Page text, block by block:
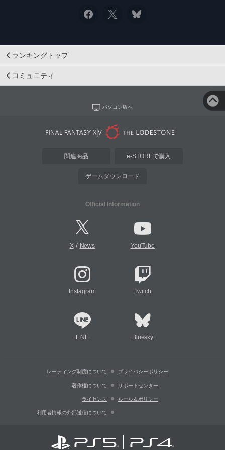
ランキングトップ
コミュニティ
パソコン版へ
関連商品 e-STOREで購入
ゲームダウンロード
Official Information
X/ News YouTube
Instagram Twitch
LINE Bluesky
レーティング制度について プライバシーポリシー
著作権について サポートセンター
ライセンス ルール＆ポリシー
利用者情報の外部送信について